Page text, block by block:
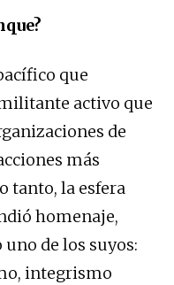
que
activo que
de
más
tanto, la esfera
homenaje,
de los suyos:
integrismo